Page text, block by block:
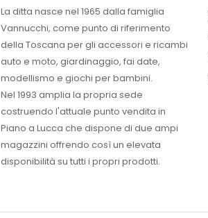
La ditta nasce nel 1965 dalla famiglia
Vannucchi, come punto di riferimento
della Toscana per gli accessori e ricambi
auto e moto, giardinaggio, fai date,
modellismo e giochi per bambini.
Nel 1993 amplia la propria sede
costruendo l'attuale punto vendita in
Piano a Lucca che dispone di due ampi
magazzini offrendo così un elevata
disponibilità su tutti i propri prodotti.